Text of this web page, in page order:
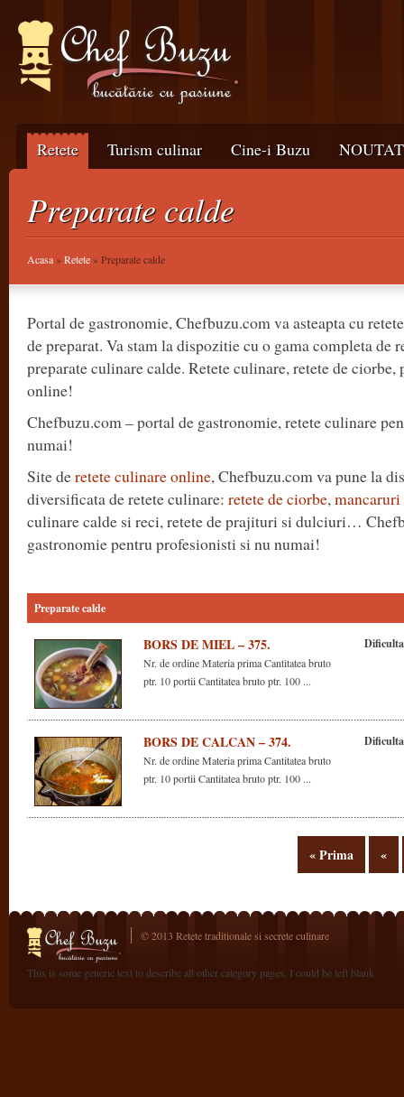
Retete Turism culinar Cine-i Buzu
Preparate calde
Acasa»Retete» Preparate calde
Portal de gastronomie, Chefbuzu.com va asteapta cu
de preparat. Va stam la dispozitie cu o gama completa de
preparate culinare calde. Retete culinare, retete de ciorbe,
online!
Chefbuzu.com – portal de gastronomie, retete culinare
numai!
Site deretete culinare online, Chefbuzu.com va pune la
diversificata de retete culinare: retete de ciorbe,mancaruri
culinare calde si reci, retete de prajituri si dulciuri…
gastronomie pentru profesionisti si nu numai!
Preparate calde
BORS DE MIEL – 375.
Nr. de ordine Materia prima Cantitatea bruto
ptr. 10 portii Cantitatea bruto ptr. 100 ...
BORS DE CALCAN – 374.
Nr. de ordine Materia prima Cantitatea bruto
ptr. 10 portii Cantitatea bruto ptr. 100 ...
« Prima «
© 2013 Retete traditionale si secrete culinare
This is some generic text to describe all other category pages, I could be left blank